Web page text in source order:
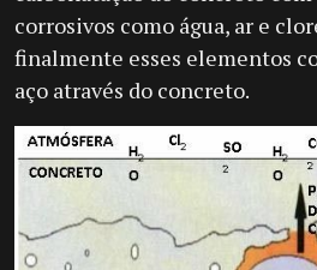
corrosivos como água, ar e
finalmente esses elementos
aço através do concreto.